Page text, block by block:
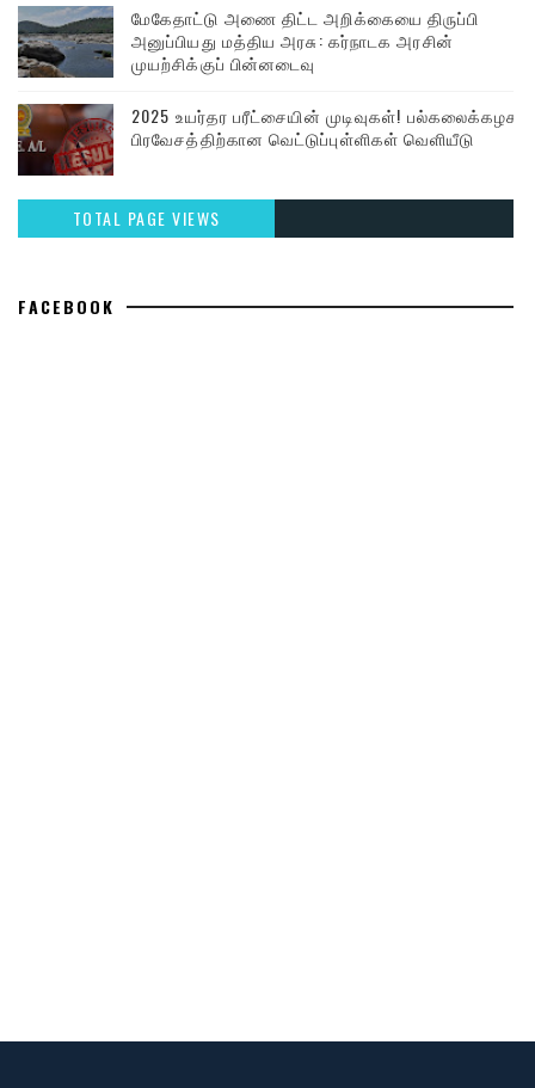
மேகேதாட்டு அணை திட்ட அறிக்கையை திருப்பி
அனுப்பியது மத்திய அரசு: கர்நாடக அரசின்
முயற்சிக்குப் பின்னடைவு
2025 உயர்தர பரீட்சையின் முடிவுகள்! பல்கலைக்கழக
பிரவேசத்திற்கான வெட்டுப்புள்ளிகள் வெளியீடு
TOTAL PAGE VIEWS
FACEBOOK